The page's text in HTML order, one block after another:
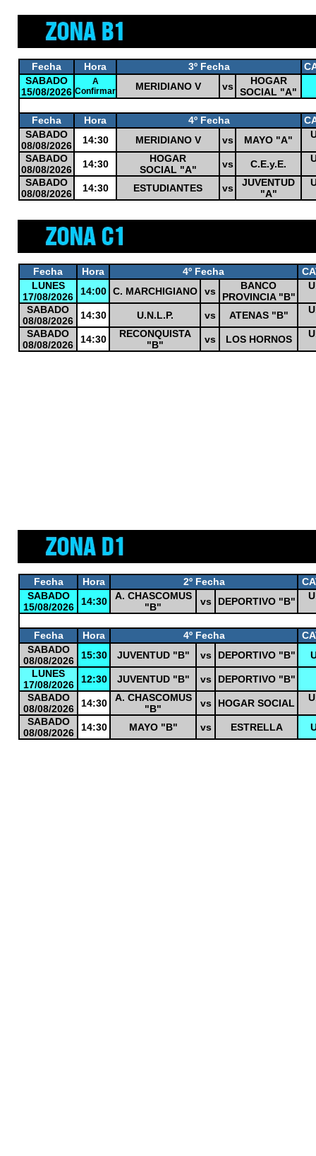
Fecha Hora 3º Fecha
SABADO
15/08/2026
A
Confirmar
MERIDIANO V vs
HOGAR
SOCIAL "A"
Fecha
Hora 4º Fecha
SABADO
08/08/2026
14:30 MERIDIANO V vs MAYO "A"
SABADO
08/08/2026
14:30
HOGAR
SOCIAL "A"
vs C.E.y.E.
SABADO
08/08/2026
14:30 ESTUDIANTES vs
JUVENTUD
"A"
Fecha Hora 4º Fecha
LUNES
17/08/2026
14:00 C. MARCHIGIANO vs
BANCO
PROVINCIA "B"
SABADO
08/08/2026
14:30 U.N.L.P. vs ATENAS "B"
SABADO
08/08/2026
14:30
RECONQUISTA
"B"
vs LOS HORNOS
Fecha Hora 2º Fecha
SABADO
15/08/2026
14:30
A. CHASCOMUS
"B"
vs DEPORTIVO "B"
Fecha
Hora 4º Fecha
SABADO
08/08/2026
15:30 JUVENTUD "B" vs DEPORTIVO "B"
LUNES
17/08/2026
12:30 JUVENTUD "B" vs
DEPORTIVO "B"
SABADO
08/08/2026
14:30
A. CHASCOMUS
"B"
vs HOGAR SOCIAL
SABADO
08/08/2026
14:30 MAYO "B" vs ESTRELLA